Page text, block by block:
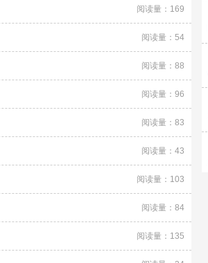
阅读量：169
阅读量：54
阅读量：88
阅读量：96
阅读量：83
阅读量：43
阅读量：103
阅读量：84
阅读量：135